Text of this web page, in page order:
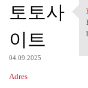
토토사
이트
04.09.2025
Adres